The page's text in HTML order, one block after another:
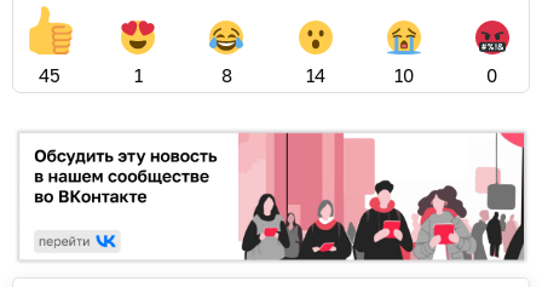
45 1 8 14 10 0